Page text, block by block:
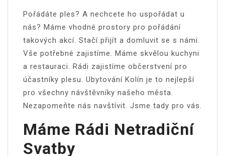
Pořádáte ples? A nechcete ho uspořádat u
nás? Máme vhodné prostory pro pořádání
takových akcí. Stačí přijít a domluvit se s námi.
Vše potřebné zajistíme. Máme skvělou kuchyni
a restauraci. Rádi zajistíme občerstvení pro
účastníky plesu. Ubytování Kolín je to nejlepší
pro všechny návštěvníky našeho města.
Nezapomeňte nás navštívit. Jsme tady pro vás.
Máme Rádi Netradiční
Svatby